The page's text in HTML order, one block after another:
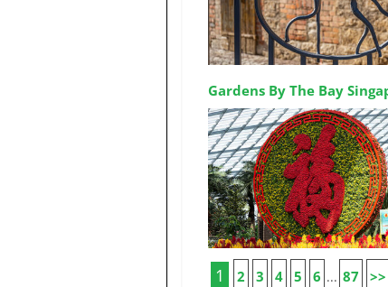
Gardens By The Bay
1 2 3 4 5 6 ... 87 >>